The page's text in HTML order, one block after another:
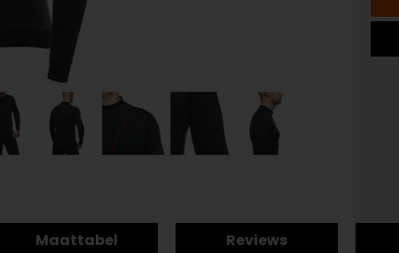
Maattabel Reviews